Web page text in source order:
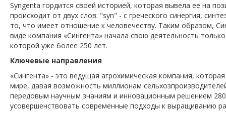
Syngenta гордится своей историей, которая вывела ее на
происходит от двух слов: "syn" - с греческого синергия,
то, что имеет отношение к человечеству. Таким образом,
виде компания «Сингента» начала свою деятельность
которой уже более 250 лет.
Ключевые направления
«Сингента» - это ведущая агрохимическая компания,
мире, давая возможность миллионам
передовым научным знаниям и инновационным решением
усовершенствовать современные подходы к выращиванию